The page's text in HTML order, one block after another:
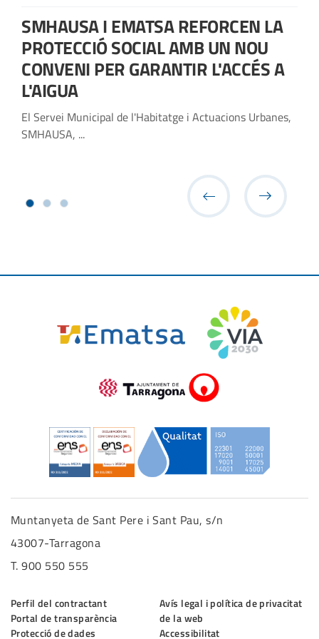
SMHAUSA I EMATSA REFORCEN LA
PROTECCIÓ SOCIAL AMB UN NOU
CONVENI PER GARANTIR L'ACCÉS A
L'AIGUA
El Servei Municipal de l'Habitatge i Actuacions Urbanes,
SMHAUSA, ...
Muntanyeta de Sant Pere i Sant Pau, s/n
43007-Tarragona
T. 900 550 555
Perfil del contractant
Portal de transparència
Protecció de dades
Avís legal i política de privacitat
de la web
Accessibilitat